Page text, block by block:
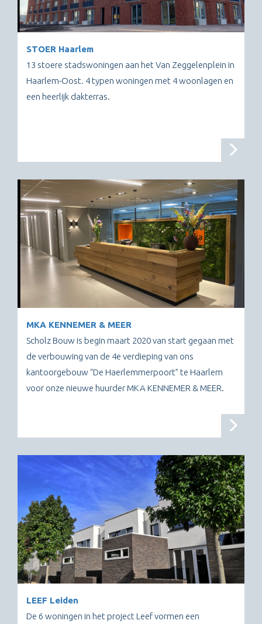
STOER Haarlem
13 stoere stadswoningen aan het Van Zeggelenplein in
Haarlem-Oost. 4 typen woningen met 4 woonlagen en
een heerlijk dakterras.
MKA KENNEMER & MEER
Scholz Bouw is begin maart 2020 van start gegaan met
de verbouwing van de 4e verdieping van ons
kantoorgebouw “De Haerlemmerpoort” te Haarlem
voor onze nieuwe huurder MKA KENNEMER & MEER.
LEEF Leiden
De 6 woningen in het project Leef vormen een